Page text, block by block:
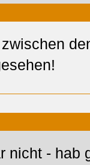
nicht - hab